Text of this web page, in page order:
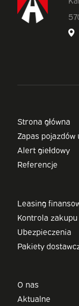
Strona główna
Zapas pojazdów
Alert giełdowy
Referencje
Leasing
Kontrola zakupu
Ubezpieczenia
Pakiety
O nas
Aktualne